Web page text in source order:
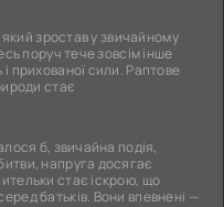
який зростав у звичайному
поруч тече зовсім інше
прихованої сили. Раптове
стає
б, звичайна подія,
напруга досягає
стає іскрою, що
батьків. Вони впевнені —